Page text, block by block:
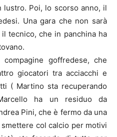
lustro. Poi, lo scorso anno, il
Una gara che non sarà
tecnico, che in panchina ha
goffredese, che
giocatori tra acciacchi e
( Martino sta recuperando
ha un residuo da
Pini, che è fermo da una
col calcio per motivi